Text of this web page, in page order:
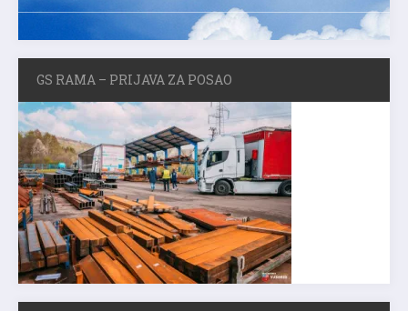
GS RAMA – PRIJAVA ZA POSAO